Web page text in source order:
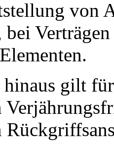
von
bei
gilt